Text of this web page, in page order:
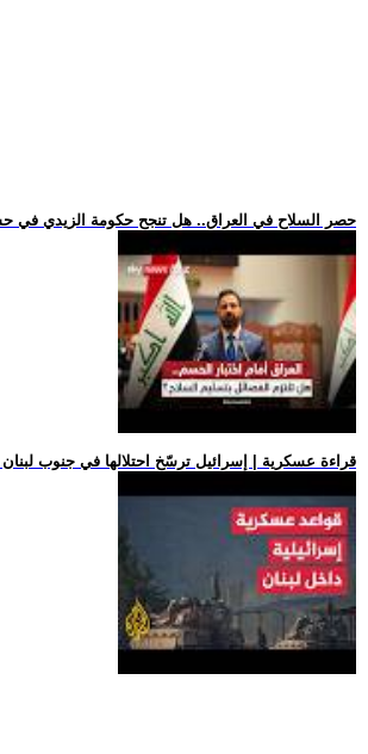
.. حصر السلاح في العراق.. هل تنجح حكومة الزيدي في
.. قراءة عسكرية | إسرائيل ترسّخ احتلالها في جنوب لبنان